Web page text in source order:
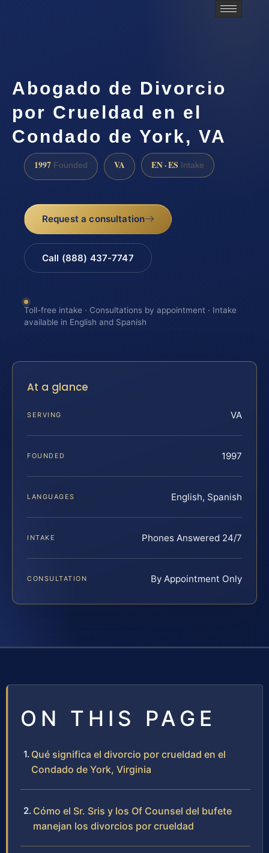
Abogado de Divorcio
por Crueldad en el
Condado de York, VA
1997 Founded VA EN · ES Intake
Request a consultation
Call (888) 437-7747
Toll-free intake · Consultations by appointment · Intake
available in English and Spanish
At a glance
SERVING VA
FOUNDED 1997
LANGUAGES English, Spanish
INTAKE Phones Answered 24/7
CONSULTATION By Appointment Only
ON THIS PAGE
Qué significa el divorcio por crueldad en el
Condado de York, Virginia
Cómo el Sr. Sris y los Of Counsel del bufete
manejan los divorcios por crueldad